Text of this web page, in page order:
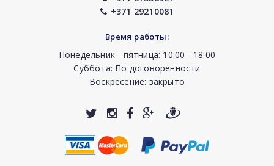
+371 29210081
Время работы:
Понедельник - пятница: 10:00 - 18:00
Суббота: По договоренности
Воскресение: закрыто